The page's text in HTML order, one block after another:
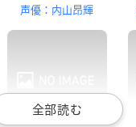
井浦 秀
声優：内山昂輝